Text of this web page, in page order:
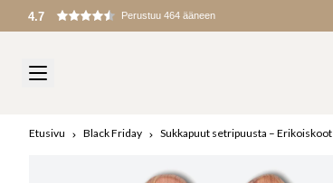
Etusivu Black Friday Sukkapuut setripuusta – Erikoiskoot